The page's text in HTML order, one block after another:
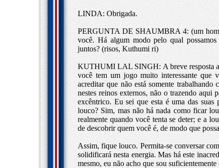
LINDA: Obrigada.
PERGUNTA DE SHAUMBRA 4: (um
você. Há algum modo pelo qual
juntos? (risos, Kuthumi ri)
KUTHUMI LAL SINGH: A breve resposta a
você tem um jogo muito interessante que
acreditar que não está somente
nestes reinos externos, não o trazendo
excêntrico. Eu sei que esta é uma das suas
louco? Sim, mas não há nada como ficar
realmente quando você tenta se deter; e a
de descobrir quem você é, de modo que
Assim, fique louco. Permita-se conversar
solidificará nesta energia. Mas há este
mesmo, eu não acho que sou